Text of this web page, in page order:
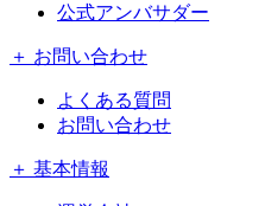
公式アンバサダー
＋ お問い合わせ
よくある質問
お問い合わせ
＋ 基本情報